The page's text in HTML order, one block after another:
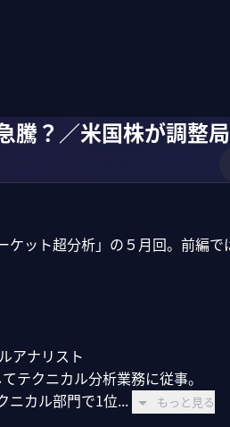
騰？／米国株が調整
ット超分析」の５月回。前編で
アナリスト
テクニカル分析業務に従事。
ニカル部門で1位...
もっと見る